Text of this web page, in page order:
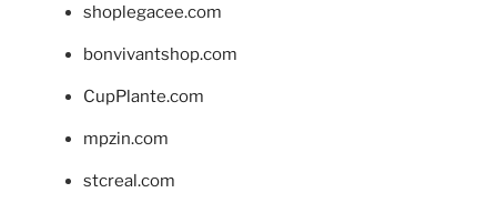
shoplegacee.com
bonvivantshop.com
CupPlante.com
mpzin.com
stcreal.com